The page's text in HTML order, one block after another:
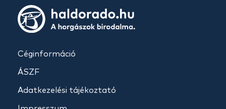
Céginformáció
ÁSZF
Adatkezelési tájékoztató